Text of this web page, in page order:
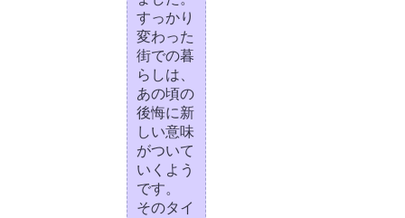
すっかり
変わった
街での暮
らしは、
あの頃の
後悔に新
しい意味
がついて
いくよう
です。
そのタイ